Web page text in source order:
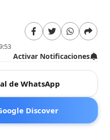
Activar Notificaciones
de WhatsApp
Discover